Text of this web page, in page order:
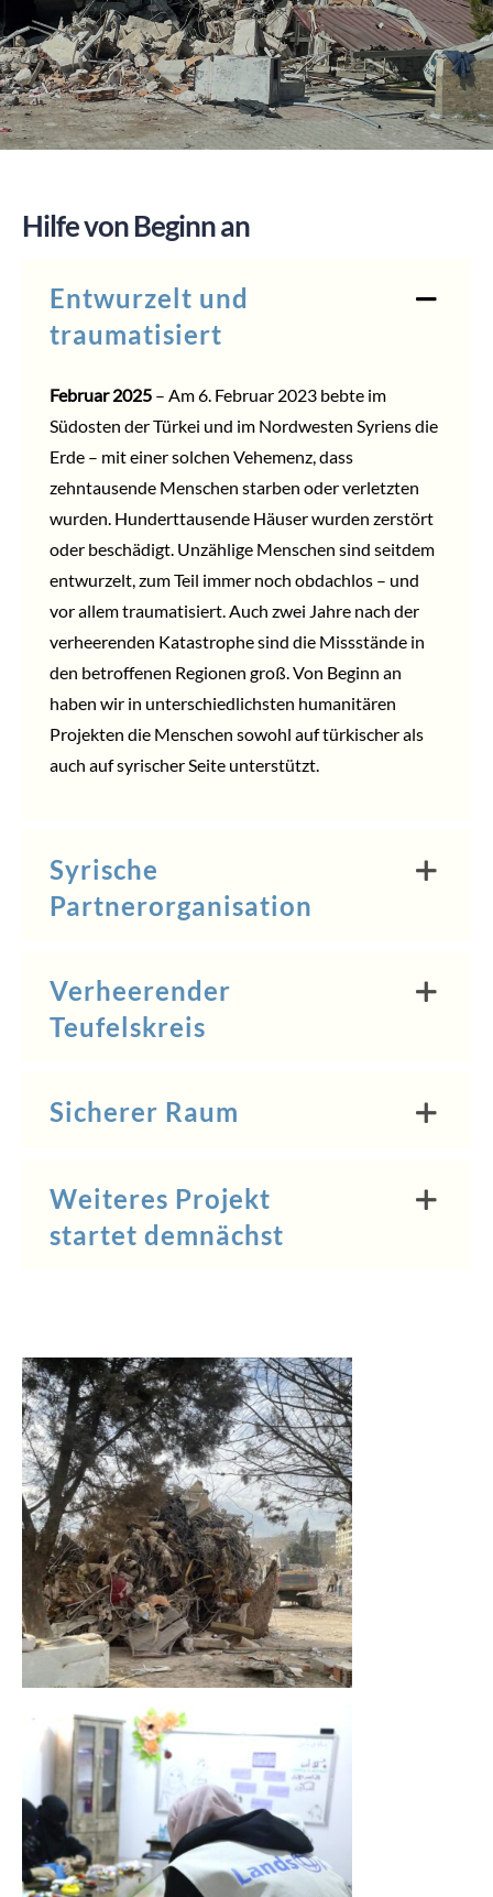
SPENDEN
Hilfe von Beginn an
Entwurzelt und
traumatisiert
Februar 2025– Am 6. Februar 2023 bebte im
Südosten der Türkei und im Nordwesten Syriens die
Erde – mit einer solchen Vehemenz, dass
zehntausende Menschen starben oder verletzten
wurden. Hunderttausende Häuser wurden zerstört
oder beschädigt. Unzählige Menschen sind seitdem
entwurzelt, zum Teil immer noch obdachlos – und
vor allem traumatisiert. Auch zwei Jahre nach der
verheerenden Katastrophe sind die Missstände in
den betroffenen Regionen groß. Von Beginn an
haben wir in unterschiedlichsten humanitären
Projekten die Menschen sowohl auf türkischer als
auch auf syrischer Seite unterstützt.
Syrische
Partnerorganisation
Verheerender
Teufelskreis
Sicherer Raum
Weiteres Projekt
startet demnächst